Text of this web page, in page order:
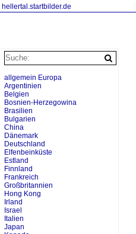
hellertal.startbilder.de
allgemein Europa
Argentinien
Belgien
Bosnien-Herzegowina
Brasilien
Bulgarien
China
Dänemark
Deutschland
Elfenbeinküste
Estland
Finnland
Frankreich
Großbritannien
Hong Kong
Irland
Israel
Italien
Japan